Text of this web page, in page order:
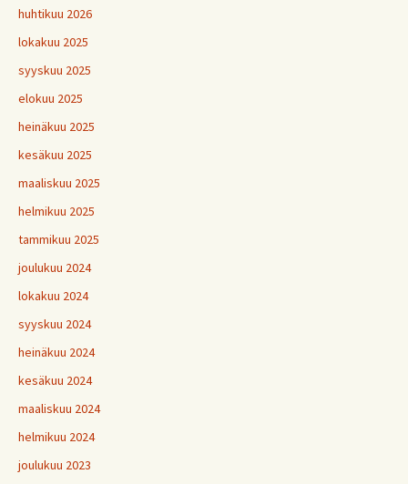
huhtikuu 2026
lokakuu 2025
syyskuu 2025
elokuu 2025
heinäkuu 2025
kesäkuu 2025
maaliskuu 2025
helmikuu 2025
tammikuu 2025
joulukuu 2024
lokakuu 2024
syyskuu 2024
heinäkuu 2024
kesäkuu 2024
maaliskuu 2024
helmikuu 2024
joulukuu 2023